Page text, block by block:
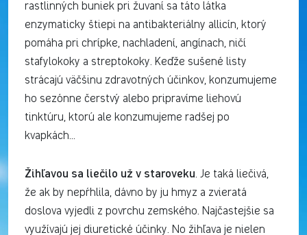
rastlinných buniek pri žuvaní sa táto látka
enzymaticky štiepi na antibakteriálny allicín, ktorý
pomáha pri chrípke, nachladení, angínach, ničí
stafylokoky a streptokoky. Keďže sušené listy
strácajú väčšinu zdravotných účinkov, konzumujeme
ho sezónne čerstvý alebo pripravíme liehovú
tinktúru, ktorú ale konzumujeme radšej po
kvapkách…
Žihľavou sa liečilo už v staroveku. Je taká liečivá,
že ak by nepŕhlila, dávno by ju hmyz a zvieratá
doslova vyjedli z povrchu zemského. Najčastejšie sa
využívajú jej diuretické účinky. No žihľava je nielen